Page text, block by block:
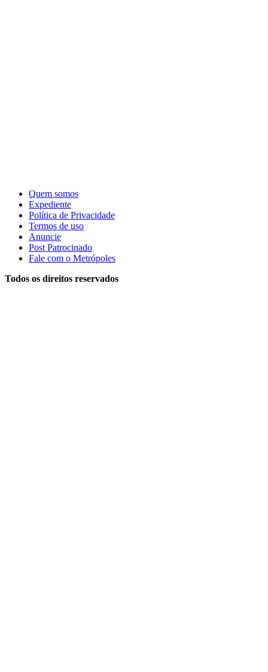
Quem somos
Expediente
Política de Privacidade
Termos de uso
Anuncie
Post Patrocinado
Fale com o Metrópoles
Todos os direitos reservados